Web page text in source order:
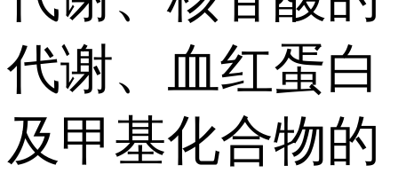
代谢、血红蛋白
及甲基化合物的